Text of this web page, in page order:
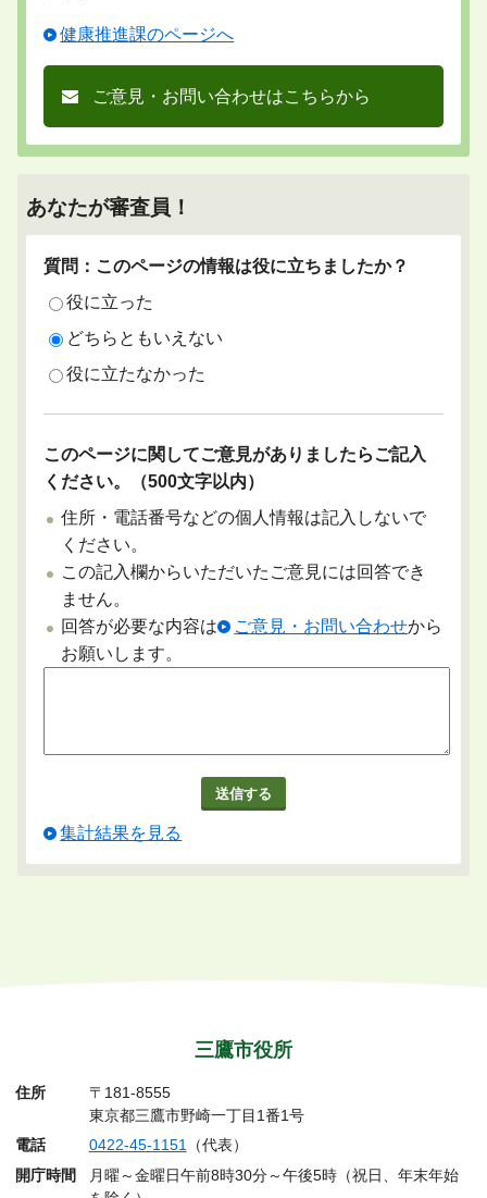
健康推進課のページへ
ご意見・お問い合わせはこちらから
あなたが審査員！
質問：このページの情報は役に立ちましたか？
役に立った
どちらともいえない
役に立たなかった
このページに関してご意見がありましたらご記入
ください。（500文字以内）
住所・電話番号などの個人情報は記入しないで
ください。
この記入欄からいただいたご意見には回答でき
ません。
回答が必要な内容は
ご意見・お問い合わせから
お願いします。
集計結果を見る
三鷹市役所
住所
〒181-8555
東京都三鷹市野崎一丁目1番1号
電話
0422-45-1151（代表）
開庁時間
月曜～金曜日午前8時30分～午後5時（祝日、年末年始